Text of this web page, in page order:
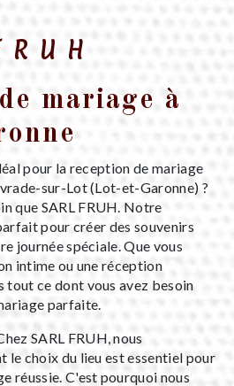
mariage à
pour la reception de mariage
sur-Lot (Lot-et-Garonne) ?
que SARL FRUH. Notre
pour créer des souvenirs
journée spéciale. Que vous
intime ou une réception
tout ce dont vous avez besoin
parfaite.
SARL FRUH, nous
le choix du lieu est essentiel pour
réussie. C'est pourquoi nous